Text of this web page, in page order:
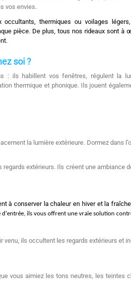
vos envies.
thermiques ou voilages
pièce. De plus, tous nos rideaux sont à
soi ?
: ils habillent vos fenêtres, régulent la
thermique et phonique. Ils jouent
la lumière extérieure. Dormez dans
extérieurs. Ils créent une ambiance
à conserver la chaleur en hiver et la
ils vous offrent une vraie solution
venu, ils occultent les regards extérieurs et
vous aimiez les tons neutres, les teintes